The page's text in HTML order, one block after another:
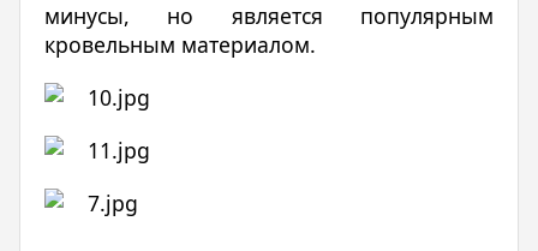
минусы, но является популярным
кровельным материалом.